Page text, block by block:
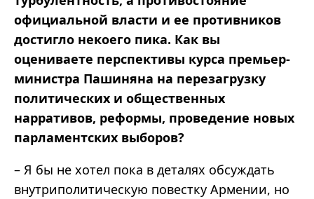
официальной власти и ее противников
достигло некоего пика. Как вы
оцениваете перспективы курса премьер-
министра Пашиняна на перезагрузку
политических и общественных
нарративов, реформы, проведение новых
парламентских выборов?
– Я бы не хотел пока в деталях обсуждать
внутриполитическую повестку Армении, но